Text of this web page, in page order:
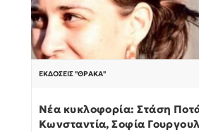
ΕΚΔΌΣΕΙΣ "ΘΡΆΚΑ"
Νέα κυκλοφορία: Στάση
Κωνσταντία, Σοφία